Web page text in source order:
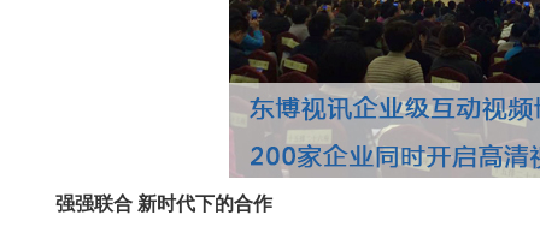
强强联合 新时代下的合作